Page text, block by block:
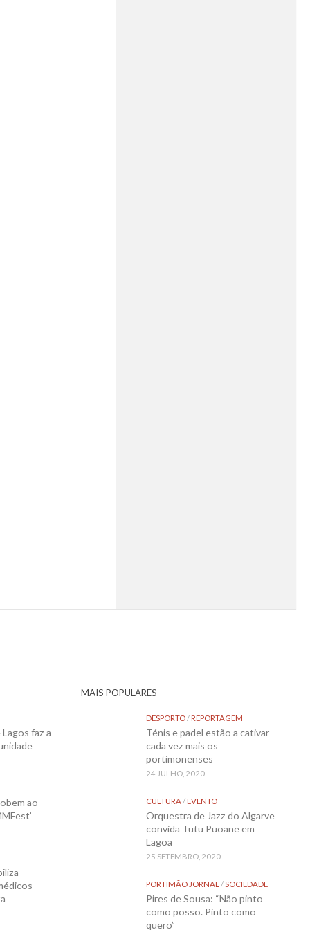
faz a
ao
MAIS POPULARES
DESPORTO/REPORTAGEM
Ténis e padel estão a cativar
cada vez mais os
portimonenses
24 JULHO, 2020
CULTURA/EVENTO
Orquestra de Jazz do Algarve
convida Tutu Puoane em
Lagoa
25 SETEMBRO, 2020
PORTIMÃO JORNAL /SOCIEDADE
Pires de Sousa: “Não pinto
como posso. Pinto como
quero”